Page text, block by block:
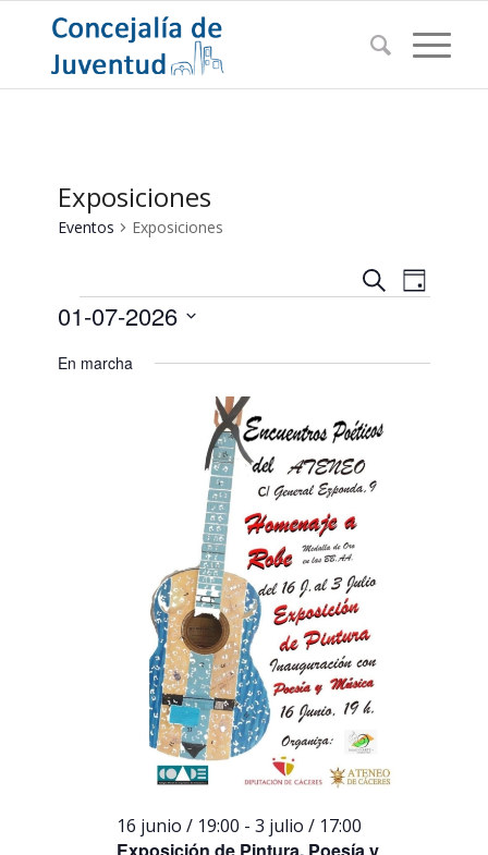
Exposiciones
Eventos Exposiciones
y
vistas
de
Eventos
Buscar
de
Evento
Día
Eventos
01-07-2026
fecha.
En marcha
Exposición de Pintura, Poesía y
16 junio / 19:00 -3 julio / 17:00